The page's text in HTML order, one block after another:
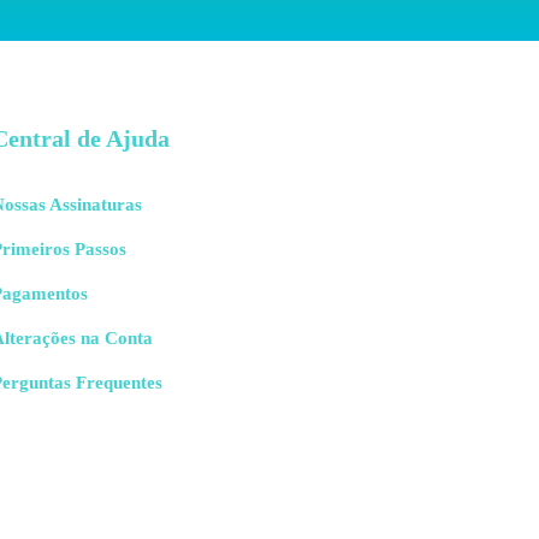
de Ajuda
Assinaturas
Passos
na Conta
Frequentes